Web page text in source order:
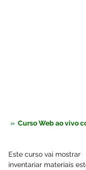
» Curso Web ao vivo
Este curso vai mostrar
inventariar materiais